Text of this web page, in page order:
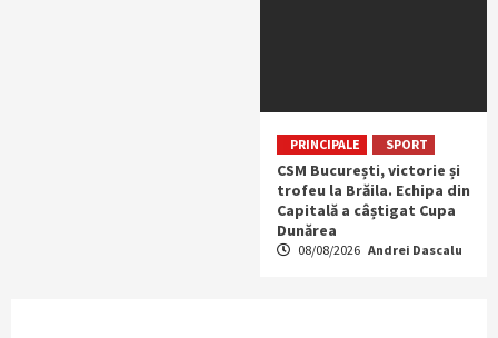
PRINCIPALE SPORT
CSM București, victorie și
trofeu la Brăila. Echipa din
Capitală a câștigat Cupa
Dunărea
08/08/2026 Andrei Dascalu